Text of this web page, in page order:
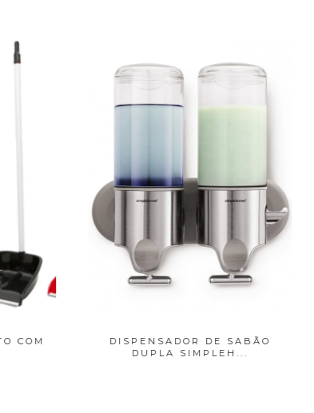
DE SABÃO
DISPENSADOR DE SABÃO
TRIPLO SIMPLE...